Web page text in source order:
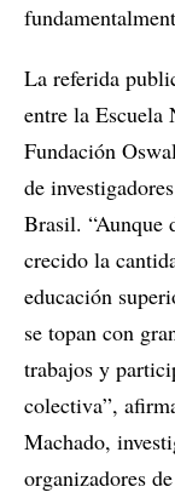
La referida
entre la Escuela
Fundación
de
Brasil. “Aunque
crecido la
educación
se topan con
trabajos y
colectiva”,
Machado,
organizadores